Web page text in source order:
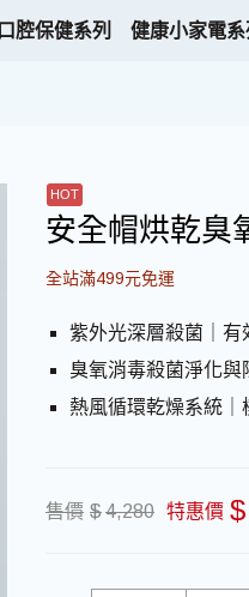
口腔保健系列 健康小家電系
安全帽烘乾臭
全站滿499元免運
紫外光深層殺菌｜有
臭氧消毒殺菌淨化
熱風循環乾燥系統
售價 $4,280 特惠價 $